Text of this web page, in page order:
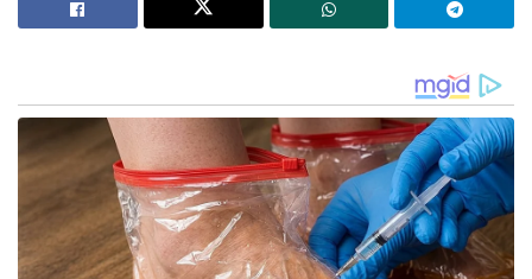
സിംഹാസനത്തിലെ പാദുകങ്ങൾ: ഭരതന്റെ കണ്ണീരും
രാമന്റെ വാക്കും
പതിനെട്ടാം നൂറ്റാണ്ടിൽ അഹോം രാജവംശത്തിലെ
രാജേശ്വർ സിംഹ മഹാരാജാവിന്റെ കാലത്താണ് ഈ
ക്ഷേത്രം ഇന്നത്തെ രീതിയിൽ
പുനർനിർമ്മിക്കപ്പെടുന്നത്. അസമിലെ ഗുവാഹത്തി
എന്ന നഗരത്തിന് പണ്ട് ‘പ്രാഗ്ജ്യോതിഷപുര’ അഥവാ
‘കിഴക്കിന്റെ ജ്യോതിഷനഗരം’ എന്നൊരു